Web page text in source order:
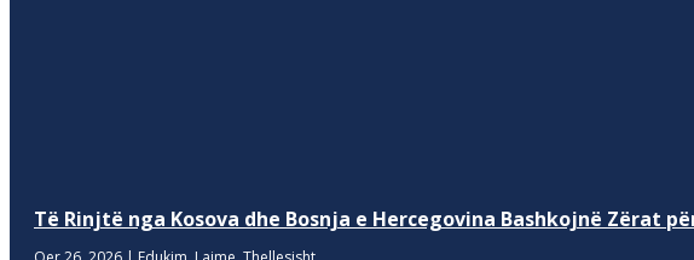
Të Rinjtë nga Kosova dhe Bosnja e Hercegovina Bashkojnë Zërat